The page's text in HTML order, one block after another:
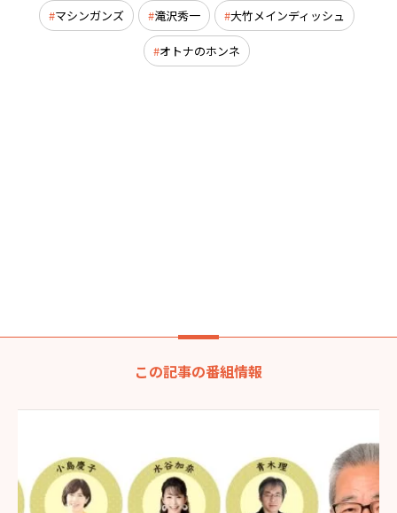
マシンガンズ 滝沢秀一 大竹メインディッシュ
オトナのホンネ
この記事の番組情報